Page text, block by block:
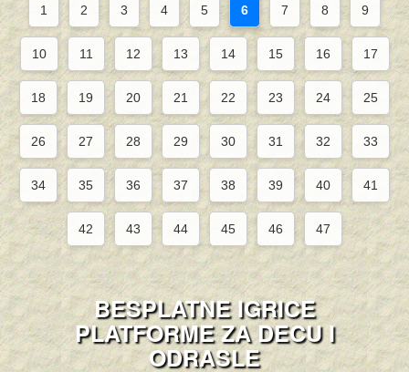
1 2 3 4 5 6 7 8 9
10 11 12 13 14 15 16 17
18 19 20 21 22 23 24 25
26 27 28 29 30 31 32 33
34 35 36 37 38 39 40 41
42 43 44 45 46 47
BESPLATNE IGRICE
PLATFORME ZA DECU I
ODRASLE